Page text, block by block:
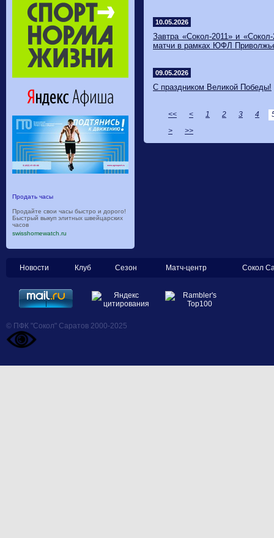
Продать часы
Продайте свои часы быстро и дорого!
Быстрый выкуп элитных швейцарских
часов
swisshomewatch.ru
10.05.2026
Завтра «Сокол-2011» и
матчи в рамках ЮФЛ
09.05.2026
С праздником Великой Победы!
<< < 1 2 3 4
>
>>
Новости Клуб Сезон Матч-центр Сокол
© ПФК "Сокол" Саратов 2000-2025